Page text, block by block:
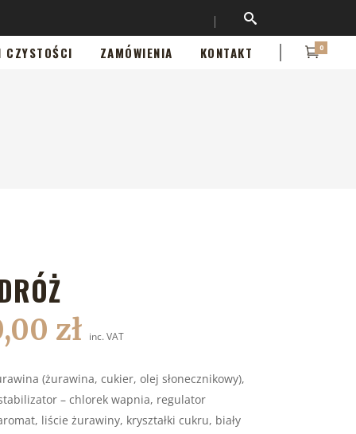
CZYSTOŚCI ZAMÓWIENIA KONTAKT 0
zł inc. VAT
(żurawina, cukier, olej słonecznikowy),
– chlorek wapnia, regulator
liście żurawiny, kryształki cukru, biały